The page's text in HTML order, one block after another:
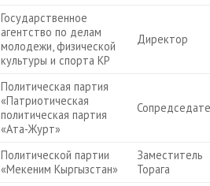
Государственное
агентство по делам
молодежи, физической
культуры и спорта КР
Директор
Политическая партия
«Патриотическая
политическая партия
«Ата-Журт»
Политической партии
«Мекеним Кыргызстан»
Заместитель
Торага